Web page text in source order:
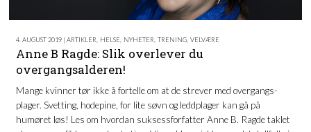
4. AUGUST 2019 | ARTIKLER HELSE NYHETER TRENING, VELVÆRE
Anne B Ragde: Slik overlever du
overgangsalderen!
Mange kvinner tør ikke å fortelle om at de strever med overgangs-
plager. Svetting, hodepine, for lite søvn og leddplager kan gå på
humøret løs! Les om hvordan suksessforfatter Anne B. Ragde taklet